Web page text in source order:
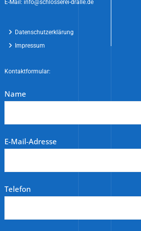
E-Mail: info@schlosserei-dralle.de
Datenschutzerklärung
Impressum
Kontaktformular:
Name
E-Mail-Adresse
Telefon